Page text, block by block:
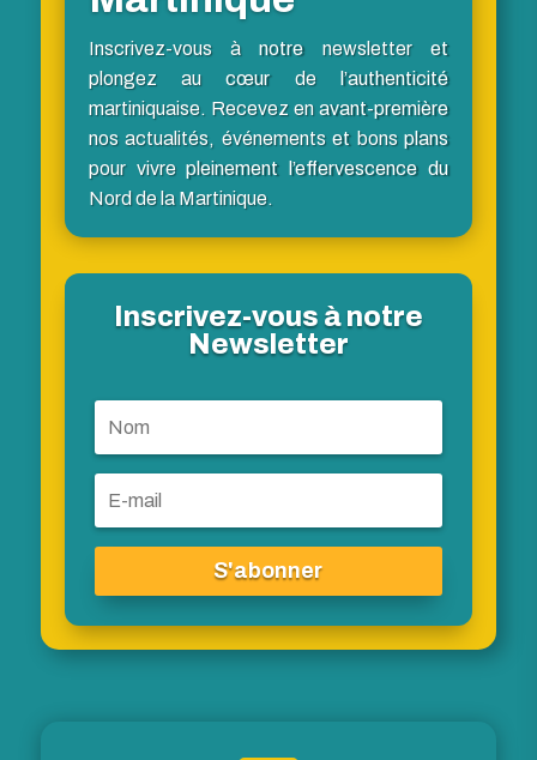
Inscrivez-vous à notre newsletter et
plongez au cœur de l’authenticité
martiniquaise. Recevez en avant-première
nos actualités, événements et bons plans
pour vivre pleinement l’effervescence du
Nord de la Martinique.
Inscrivez-vous à notre
Newsletter
S'abonner